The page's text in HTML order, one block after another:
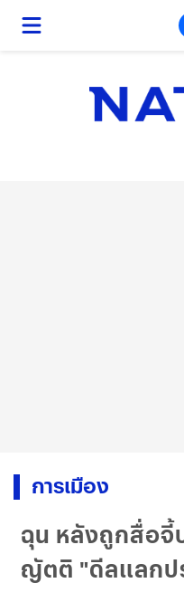
การเมือง
ฉุน​ หลังถูกสื่อจี้
ญัตติ​ "ดีลแลกป